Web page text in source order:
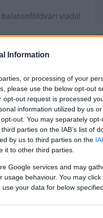
Information
or processing of your
please use the below opt-out
out request is processed
information utilized by us
out. You may separately
parties on the IAB’s list of
by us to third parties on the
it to other third parties.
Google services and may
behaviour. You may
your data for below
balatonföldvári viadal
képviselői
csapat
25
meg tudását.